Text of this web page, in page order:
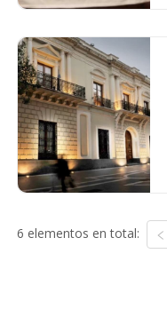
6 elementos en total: